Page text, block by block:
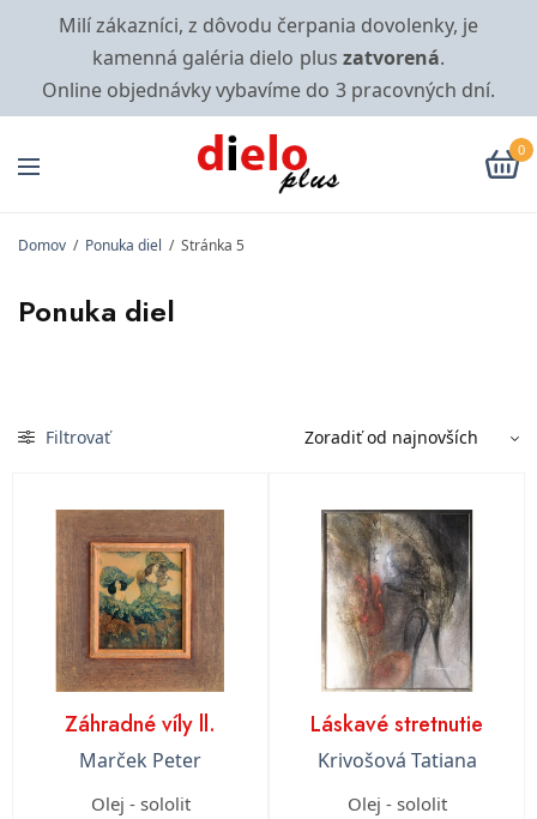
Milí zákazníci, z dôvodu čerpania dovolenky, je
kamenná galéria dielo plus zatvorená.
Online objednávky vybavíme do 3 pracovných dní.
0
Domov / Ponuka diel / Stránka 5
Ponuka diel
Filtrovať
Záhradné víly ll.
Marček Peter
Olej - sololit
Láskavé stretnutie
Krivošová Tatiana
Olej - sololit